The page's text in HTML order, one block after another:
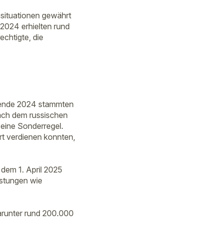
gewährt
erhielten rund
die
2024 stammten
dem russischen
Sonderregel.
verdienen konnten,
1. April 2025
wie
rund 200.000